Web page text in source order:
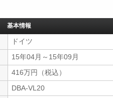
基本情報
ドイツ
15年04月～15年09月
416万円（税込）
DBA-VL20